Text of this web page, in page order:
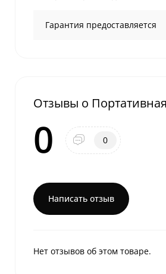
Гарантия предоставляется
Отзывы о
0 0
Написать отзыв
Нет отзывов об этом товаре.